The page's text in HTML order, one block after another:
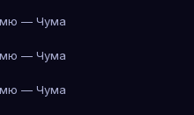
— Чума
— Чума
— Чума